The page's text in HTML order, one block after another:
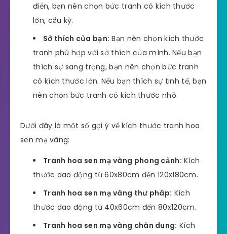
điển, bạn nên chọn bức tranh có kích thước
lớn, cầu kỳ.
Sở thích của bạn: Bạn nên chọn kích thước
tranh phù hợp với sở thích của mình. Nếu bạn
thích sự sang trọng, bạn nên chọn bức tranh
có kích thước lớn. Nếu bạn thích sự tinh tế, bạn
nên chọn bức tranh có kích thước nhỏ.
Dưới đây là một số gợi ý về kích thước tranh hoa
sen mạ vàng:
Tranh hoa sen mạ vàng phong cảnh: Kích
thước dao động từ 60x80cm đến 120x180cm.
Tranh hoa sen mạ vàng thư pháp: Kích
thước dao động từ 40x60cm đến 80x120cm.
Tranh hoa sen mạ vàng chân dung: Kích